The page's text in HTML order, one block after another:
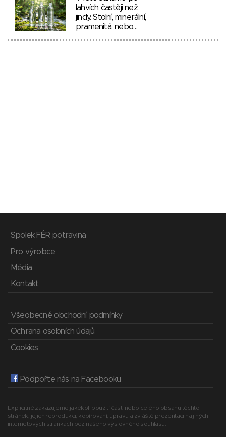
lahvích častěji než
jindy. Stolní, minerální,
pramenitá, nebo…
Spolek FÉR potravina
Pro výrobce
Média
Kontakt
Všeobecné obchodní podmínky
Ochrana osobních údajů
Cookies
Podpořte nás na Facebooku
Explicitně zakazujeme jakékoli použití části nebo celého obsahu těchto
stránek, jejich reprodukci, kopírování, úpravu a zvláště prezentaci na jiných
internetových stránkách bez našeho výslovného souhlasu.